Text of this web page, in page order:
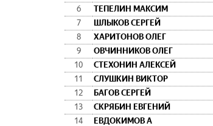
6
ТЕПЕЛИН МАКСИМ
7
ШЛЫКОВ СЕРГЕЙ
8
ХАРИТОНОВ ОЛЕГ
9
ОВЧИННИКОВ ОЛЕГ
10
СТЕХОНИН АЛЕКСЕЙ
11
СЛУШКИН ВИКТОР
12
БАГОВ СЕРГЕЙ
13
СКРЯБИН ЕВГЕНИЙ
14
ЕВДОКИМОВ А